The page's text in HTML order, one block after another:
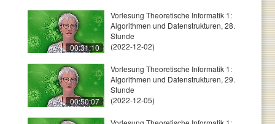
00:31:10
Vorlesung Theoretische Informatik 1:
Algorithmen und Datenstrukturen, 28.
Stunde
(2022-12-02)
00:50:07
Vorlesung Theoretische Informatik 1:
Algorithmen und Datenstrukturen, 29.
Stunde
(2022-12-05)